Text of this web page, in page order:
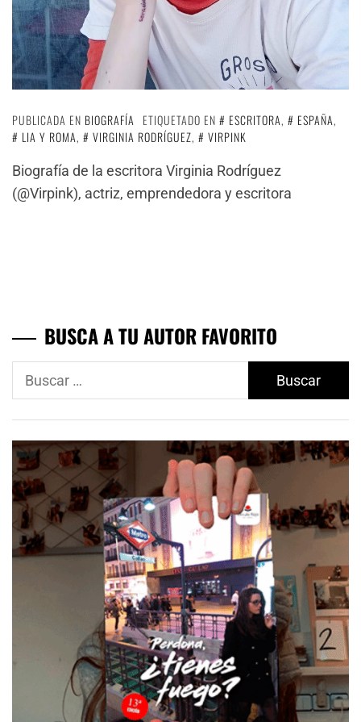
PUBLICADA EN BIOGRAFÍA ETIQUETADO EN ESCRITORA, ESPAÑA,
LIA Y ROMA, VIRGINIA RODRÍGUEZ,
VIRPINK
Biografía de la escritora Virginia Rodríguez
(@Virpink), actriz, emprendedora y escritora
BUSCA A TU AUTOR FAVORITO
Buscar: